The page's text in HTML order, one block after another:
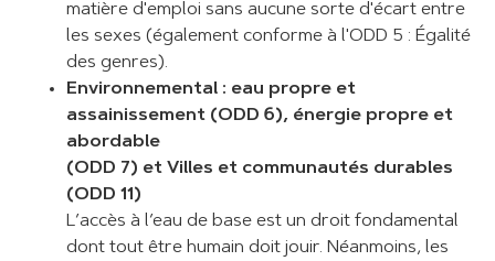
matière d'emploi sans aucune sorte d'écart entre
les sexes (également conforme à l'ODD 5 : Égalité
des genres).
Environnemental : eau propre et
assainissement (ODD 6), énergie propre et
abordable
(ODD 7) et Villes et communautés durables
(ODD 11)
L’accès à l’eau de base est un droit fondamental
dont tout être humain doit jouir. Néanmoins, les